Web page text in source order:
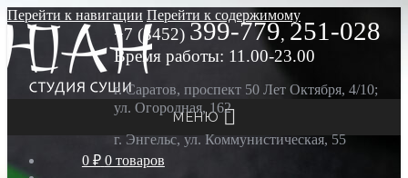
Перейти к навигации Перейти к содержимому
МЕНЮ
0 ₽ 0 товаров
+7 (8452) 399-779, 251-028
Время работы: 11.00-23.00
г. Саратов, проспект 50 Лет Октября, 4/10;
ул. Огородная, 162
г. Энгельс, ул. Коммунистическая, 55